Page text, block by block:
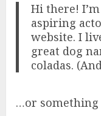
Hi there!
aspiring
website. I
great dog
coladas.
…or